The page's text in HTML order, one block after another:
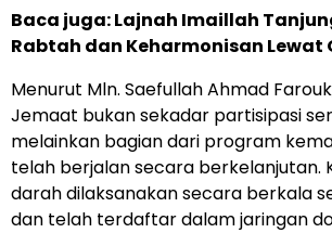
Baca juga:Lajnah Imaillah
Rabtah dan Keharmonisan Lewat
Menurut Mln. Saefullah Ahmad
Jemaat bukan sekadar partisipasi
melainkan bagian dari program
telah berjalan secara berkelanjutan.
darah dilaksanakan secara berkala
dan telah terdaftar dalam jaringan